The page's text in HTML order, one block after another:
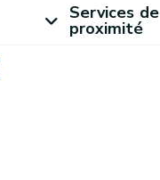
Services de
proximité